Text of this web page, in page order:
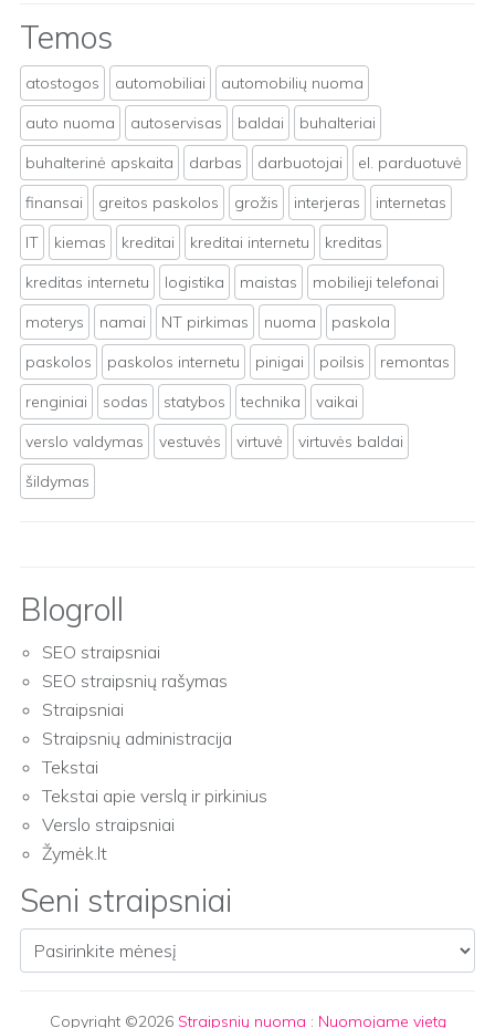
Temos
atostogos automobiliai
automobilių nuoma
auto nuoma
autoservisas baldai
buhalteriai
buhalterinė apskaita
darbas darbuotojai
el. parduotuvė
finansai
greitos paskolos grožis interjeras
internetas
IT
kiemas kreditai kreditai internetu
kreditas
kreditas internetu
logistika maistas
mobilieji telefonai
moterys
namai NT pirkimas nuoma
paskola
paskolos
paskolos internetu pinigai poilsis
remontas
renginiai
sodas statybos technika
vaikai
verslo valdymas
vestuvės virtuvė
virtuvės baldai
šildymas
Blogroll
SEO straipsniai
SEO straipsnių rašymas
Straipsniai
Straipsnių administracija
Tekstai
Tekstai apie verslą ir pirkinius
Verslo straipsniai
Žymėk.lt
Seni straipsniai
Seni straipsniai
Copyright ©2026 Straipsnių nuoma : Nuomojame vietą